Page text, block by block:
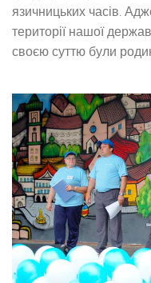
язичницьких часів.
території нашої
своєю суттю були